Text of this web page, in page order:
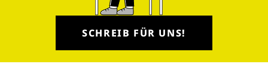
SCHREIB FÜR UNS!